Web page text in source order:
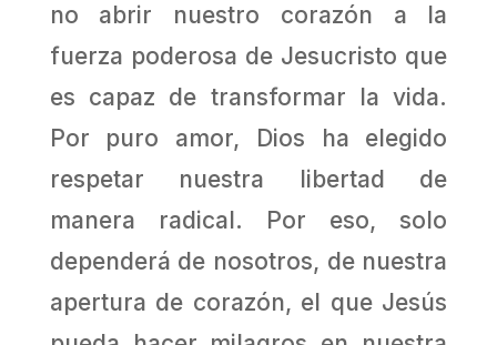
no abrir nuestro corazón a la
fuerza poderosa de Jesucristo que
es capaz de transformar la vida.
Por puro amor, Dios ha elegido
respetar nuestra libertad de
manera radical. Por eso, solo
dependerá de nosotros, de nuestra
apertura de corazón, el que Jesús